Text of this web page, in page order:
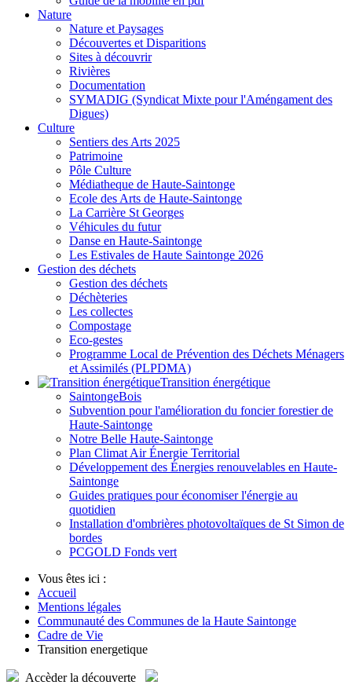
Nature
Nature et Paysages
Découvertes et Disparitions
Sites à découvrir
Rivières
Documentation
SYMADIG (Syndicat Mixte pour l'Améngament des
Digues)
Culture
Sentiers des Arts 2025
Patrimoine
Pôle Culture
Médiatheque de Haute-Saintonge
Ecole des Arts de Haute-Saintonge
La Carrière St Georges
Véhicules du futur
Danse en Haute-Saintonge
Les Estivales de Haute Saintonge 2026
Gestion des déchets
Gestion des déchets
Déchèteries
Les collectes
Compostage
Eco-gestes
Programme Local de Prévention des Déchets Ménagers
et Assimilés (PLPDMA)
Transition énergétique
SaintongeBois
Subvention pour l'amélioration du foncier forestier de
Haute-Saintonge
Notre Belle Haute-Saintonge
Plan Climat Air Énergie Territorial
Développement des Énergies renouvelables en Haute-
Saintonge
Guides pratiques pour économiser l'énergie au
quotidien
Installation d'ombrières photovoltaïques de St Simon de
bordes
PCGOLD Fonds vert
Vous êtes ici :
Accueil
Mentions légales
Communauté des Communes de la Haute Saintonge
Cadre de Vie
Transition energetique
Accèderla découverte